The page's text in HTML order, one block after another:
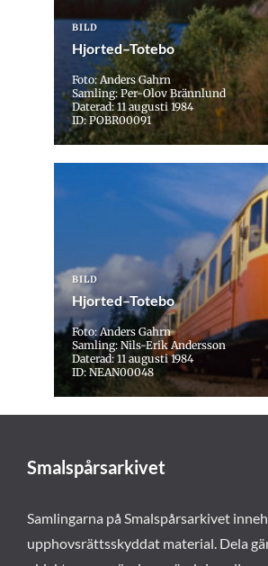
BILD
Hjorted–Totebo
Foto: Anders Gahrn
Samling: Per-Olov Brännlund
Daterad: 11 augusti 1984
ID: POBR00091
BILD
Hjorted–Totebo
Foto: Anders Gahrn
Samling: Nils-Erik Andersson
Daterad: 11 augusti 1984
ID: NEAN00048
Smalspårsarkivet
Samlingarna på Smalspårsarkivet
upphovsrättsskyddat material. Dela